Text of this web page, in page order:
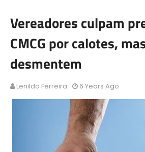
Vereadores culpam
CMCG por calotes,
desmentem
Lenildo Ferreira 6 Years Ago